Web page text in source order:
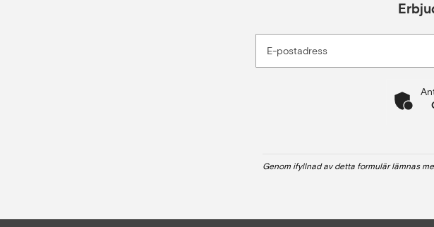
E-postadress
Genom ifyllnad av detta formulär lämnas